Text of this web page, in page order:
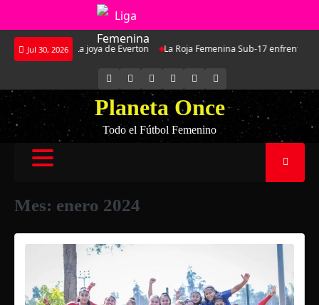
Saltar
Jul 30, 2026
Martínez: La joya de Everton La Roja Femenina Sub-17 enfrentará a
INSTAGRAM
FACEBOOK YOUTUBE
SPOTIFY
Planeta Once
Todo el Fútbol Femenino
Mes: enero 2024